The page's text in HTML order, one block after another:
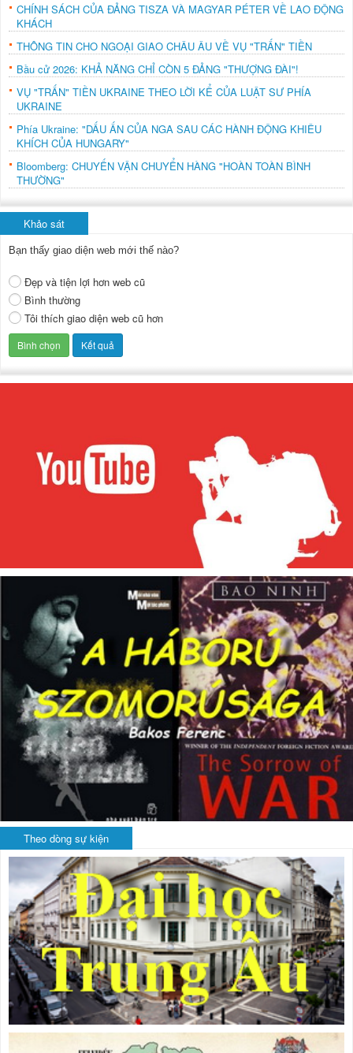
CHÍNH SÁCH CỦA ĐẢNG TISZA VÀ MAGYAR PÉTER VỀ LAO ĐỘNG
KHÁCH
THÔNG TIN CHO NGOẠI GIAO CHÂU ÂU VỀ VỤ "TRẤN" TIỀN
Bầu cử 2026: KHẢ NĂNG CHỈ CÒN 5 ĐẢNG "THƯỢNG ĐÀI"!
VỤ "TRẤN" TIỀN UKRAINE THEO LỜI KỂ CỦA LUẬT SƯ PHÍA
UKRAINE
Phía Ukraine: "DẤU ẤN CỦA NGA SAU CÁC HÀNH ĐỘNG KHIÊU
KHÍCH CỦA HUNGARY"
Bloomberg: CHUYẾN VẬN CHUYỂN HÀNG "HOÀN TOÀN BÌNH
THƯỜNG"
Khảo sát
Bạn thấy giao diện web mới thế nào?
Đẹp và tiện lợi hơn web cũ
Bình thường
Tôi thích giao diện web cũ hơn
Theo dòng sự kiện